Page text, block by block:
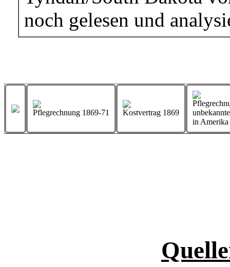
noch gelesen und
Pflegrechnung 1869-71 Kostvertrag 1869
in Amerika